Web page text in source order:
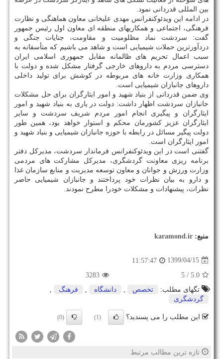
بین المللی قدردانی نمود.
در ادامه این ویدئوکنفرانس مهدی علیخانی معاون هماهنگی و نظارت
فرهنگی، اجتماعی و همکاریهای منطقه ای معاون اول رئیس جمهور
گفت: سردشت نماد مظلومیت و مقاومت، جنایات جنگی و
دردآورترین حملات شیمیایی است و شاهد می باشیم که متأسفانه به
سبب اعمال تحریم های ظالمانه مقابل جمهوری اسلامی ایران
دسترسی مردم به داروهای خارجی گرفتار مشکل شده و دولت با
همکاری وزارت خانه های مربوطه در کوشش برای تولید داخلی
داروهای جانبازان شیمیایی است.
وی ضمن قدردانی از بنیاد شهید و امور ایثارگران برای حل مشکلات
جانبازان سردشت اظهار داشت: دولت در یاری به بنیاد شهید و امور
ایثارگران و پیگیری انجام امور مردم شریف سردشت و سایر
ایثارگران عزیز کشورمان محکم و استوار خواهد بود، همین طور
دولت پیگیر مسائل در رابطه با حوزه جانبازان شیمیایی و بنیاد شهید و
امور ایثارگران است.
گفتنی است در این ویدئوکنفرانس فرماندار سردشت، مدیرکل دفتر
برنامه ریزی معاونت گردشگری، مدیرکل مشارکت های مردمی
وزارت ورزش و جوانان و معاون توسعه مدیریت و منابع سازمان غذا
و دارو به بیان نظرات خود پرداختند و جانبازان شیمیایی حاضر
نظرات، پیشنهادات و مشکلات خودرا مطرح نمودند.
منبع: karamond.ir
1399/04/15
11:57:47
5.0
/ 5
3283
تگهای مطلب:
تخصص دانشگاه فرهنگ
گردشگری
این مطلب را می پسندید؟ (1)
(0)
تازه ترین مطالب مرتبط